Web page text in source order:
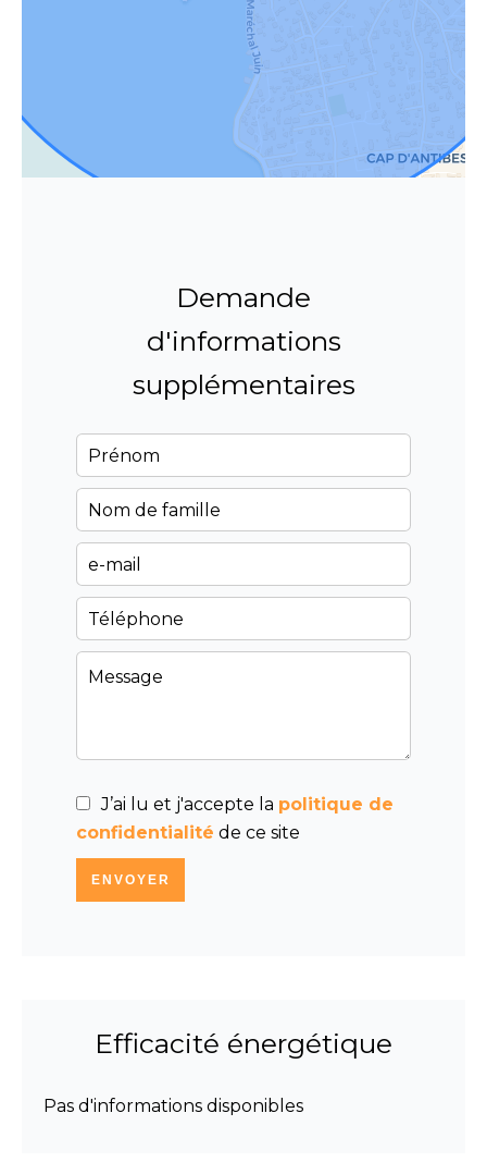
Demande
d'informations
supplémentaires
J’ai lu et j'accepte la politique de
confidentialité de ce site
ENVOYER
Efficacité énergétique
Pas d'informations disponibles